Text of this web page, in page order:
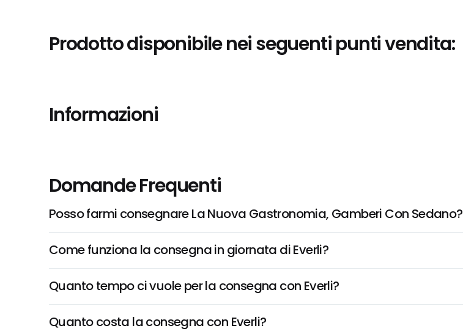
Prodotto disponibile nei seguenti punti vendita:
Informazioni
Domande Frequenti
Posso farmi consegnare La Nuova Gastronomia, Gamberi Con Sedano?
Come funziona la consegna in giornata di Everli?
Quanto tempo ci vuole per la consegna con Everli?
Quanto costa la consegna con Everli?